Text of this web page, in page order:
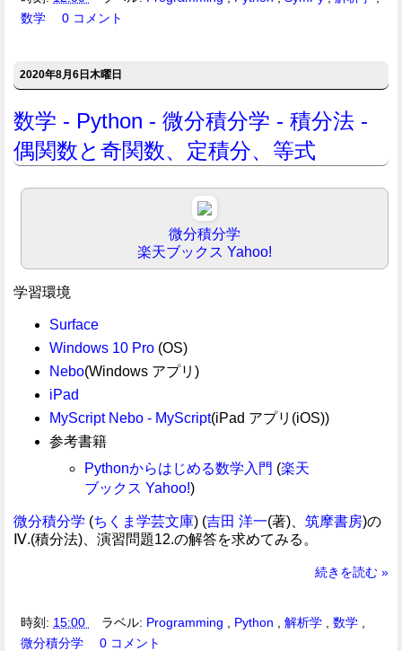
数学
0 コメント
2020年8月6日木曜日
数学 - Python - 微分積分学 - 積分法 -
偶関数と奇関数、定積分、等式
微分積分学
楽天ブックス Yahoo!
学習環境
Surface
Windows 10 Pro(OS)
Nebo(Windows アプリ)
iPad
MyScript Nebo - MyScript(iPad アプリ(iOS))
参考書籍
Pythonからはじめる数学入門 (楽天
ブックス Yahoo!)
微分積分学 (ちくま学芸文庫) (吉田 洋一(著)、 筑摩書房)の
Ⅳ.(積分法)、演習問題12.の解答を求めてみる。
続きを読む »
時刻: 15:00 ラベル: Programming Python ,解析学 ,数学
微分積分学
0 コメント